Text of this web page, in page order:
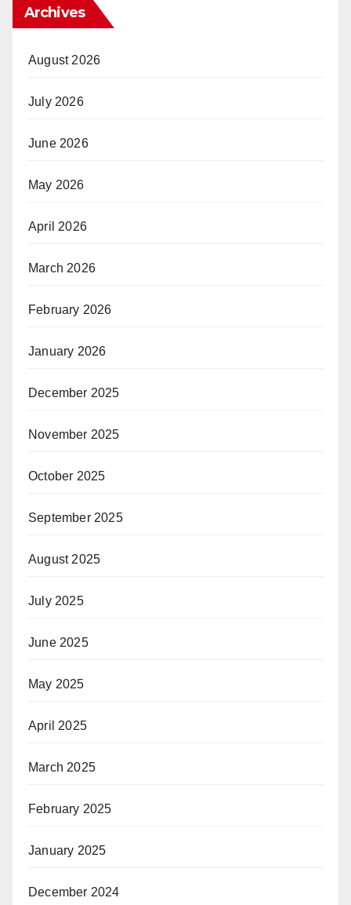
Archives
August 2026
July 2026
June 2026
May 2026
April 2026
March 2026
February 2026
January 2026
December 2025
November 2025
October 2025
September 2025
August 2025
July 2025
June 2025
May 2025
April 2025
March 2025
February 2025
January 2025
December 2024